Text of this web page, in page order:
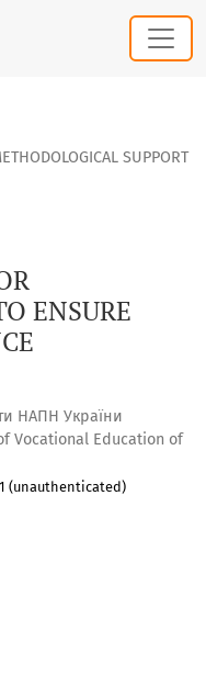
TO ENSURE
SUPPORT
ENSURE
НАПН України
Vocational Education of
(unauthenticated)